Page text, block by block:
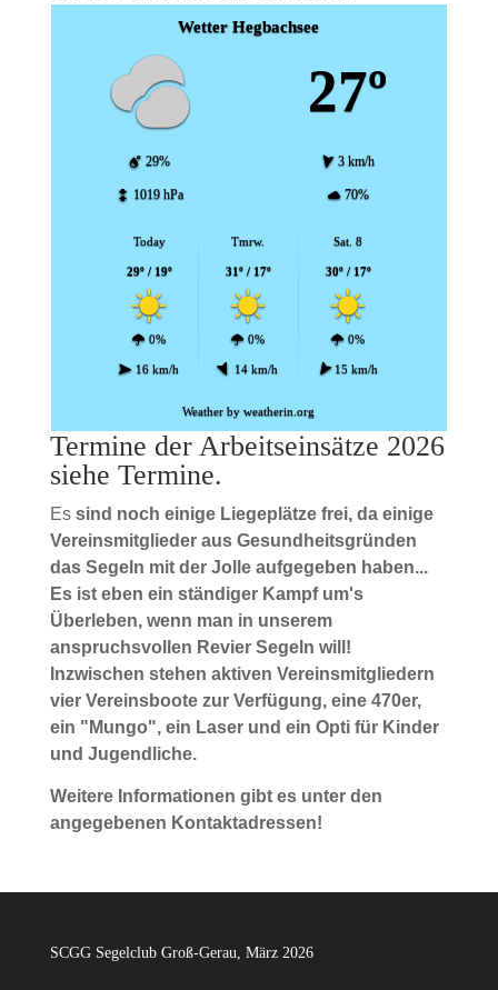
Wetter Hegbachsee
27º
29% 3 km/h
1019 hPa 70%
Today
29º / 19º
0%
16 km/h
Tmrw.
31º / 17º
0%
14 km/h
Sat. 8
30º / 17º
0%
15 km/h
Weather by weatherin.org
Termine der Arbeitseinsätze 2026
siehe Termine.
Essind noch einige Liegeplätze frei, da einige
Vereinsmitglieder aus Gesundheitsgründen
das Segeln mit der Jolle aufgegeben haben...
Es ist eben ein ständiger Kampf um's
Überleben, wenn man in unserem
anspruchsvollen Revier Segeln will!
Inzwischen stehen aktiven Vereinsmitgliedern
vier Vereinsboote zur Verfügung, eine 470er,
ein "Mungo", ein Laser und ein Opti für Kinder
und Jugendliche.
Weitere Informationen gibt es unter den
angegebenen Kontaktadressen!
SCGG Segelclub Groß-Gerau, März 2026